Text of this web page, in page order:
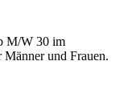
M/W 30 im
und Frauen.